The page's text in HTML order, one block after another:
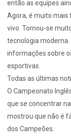
então as equipes
Agora, é muito mais
vivo. Tornou-se
tecnologia
informações sobre
esportivas.
Todas as últimas
O Campeonato
que se concentrar
mostrou que não é
dos Campeões.